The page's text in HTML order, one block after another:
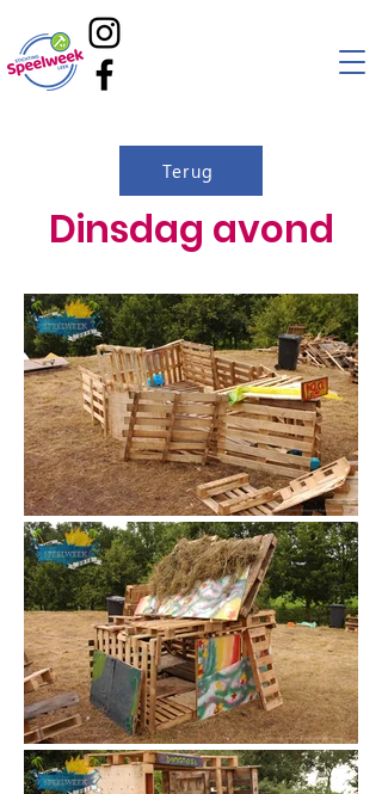
Terug
Dinsdag avond